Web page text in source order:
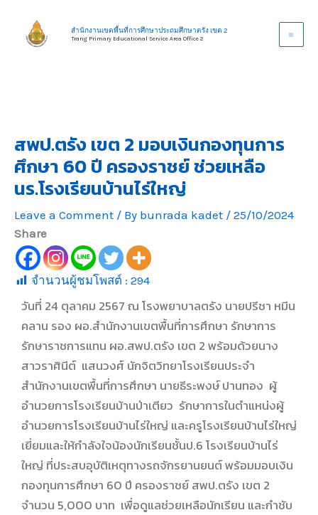
content
สำนักงานเขตพื้นที่การศึกษาประถมศึกษาตรัง เขต 2
Trang Primary Educational Service Area Office 2
สพป.ตรัง เขต 2 มอบเงินกองทุนการ
ศึกษา 60 ปี ครองราชย์ ช่วยเหลือ
นร.โรงเรียนบ้านไร่ใหญ่
Leave a Comment / By bunrada kadet / 25/10/2024
Share
จำนวนผู้ชมโพสต์ : 294
วันที่ 24 ตุลาคม 2567 ณ โรงพยาบาลตรัง นายปรีชา หมีน
คลาน รอง ผอ.สำนักงานเขตพื้นที่การศึกษา รักษาการ
รักษาราชการแทน ผอ.สพป.ตรัง เขต 2 พร้อมด้วยนาง
สาวราศินีต์ แสนวงศ์ นักจิตวิทยาโรงเรียนประจำ
สำนักงานเขตพื้นที่การศึกษา นายธีระพงษ์ ปานทอง ผู้
อำนวยการโรงเรียนบ้านป่าเตียว รักษาการในตำแหน่งผู้
อำนวยการโรงเรียนบ้านไร่ใหญ่ และครูโรงเรียนบ้านไร่ใหญ่
เยี่ยมและให้กำลังใจน้องนักเรียนชั้นป.6 โรงเรียนบ้านไร่
ใหญ่ ที่ประสบอุบัติเหตุทางรถจักรยานยนต์ พร้อมมอบเงิน
กองทุนการศึกษา 60 ปี ครองราชย์ สพป.ตรัง เขต 2
จำนวน 5,000 บาท เพื่อดูแลช่วยเหลือนักเรียน และกำชับ